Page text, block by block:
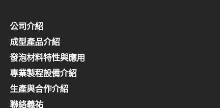
公司介紹
成型產品介紹
發泡材料特性與應用
專業製程設備介紹
生產與合作介紹
聯絡義祐